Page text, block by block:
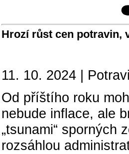
Hrozí růst cen potravin,
11. 10. 2024 |
Od příštího roku
nebude inflace, ale
„tsunami“ sporných
rozsáhlou